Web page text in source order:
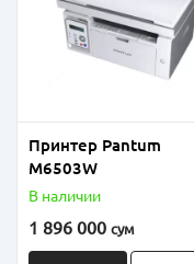
Принтер Pantum
M6503W
В наличии
1 896 000 сум